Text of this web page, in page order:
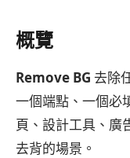
概覽
Remove BG 去除
一個端點、一個必
頁、設計工具、廣
去背的場景。